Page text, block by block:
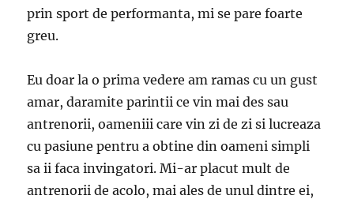
prin sport de performanta, mi se pare foarte
greu.
Eu doar la o prima vedere am ramas cu un gust
amar, daramite parintii ce vin mai des sau
antrenorii, oameniii care vin zi de zi si lucreaza
cu pasiune pentru a obtine din oameni simpli
sa ii faca invingatori. Mi-ar placut mult de
antrenorii de acolo, mai ales de unul dintre ei,